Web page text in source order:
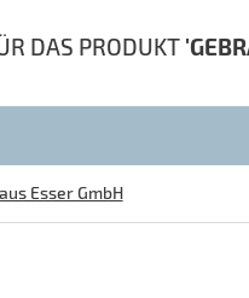
DAS PRODUKT
Esser GmbH